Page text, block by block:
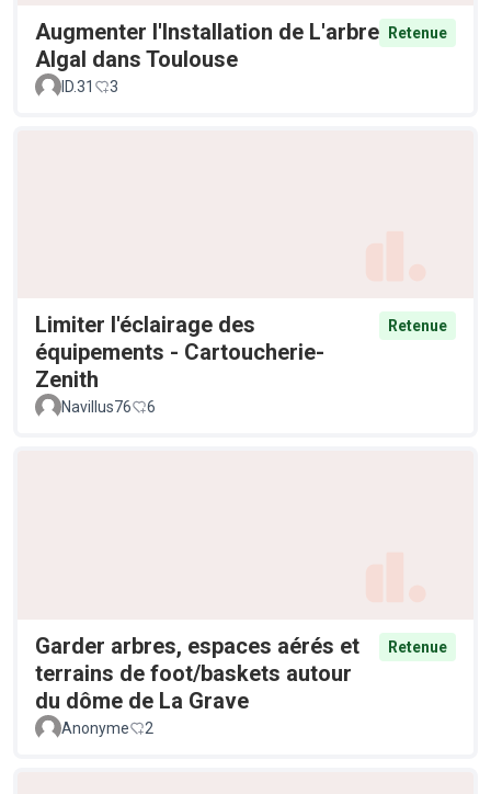
Augmenter l'Installation de L'arbre
Algal dans Toulouse
Retenue
ID.31 3
Limiter l'éclairage des
équipements - Cartoucherie-
Zenith
Retenue
Navillus76 6
Garder arbres, espaces aérés et
terrains de foot/baskets autour
du dôme de La Grave
Retenue
Anonyme 2